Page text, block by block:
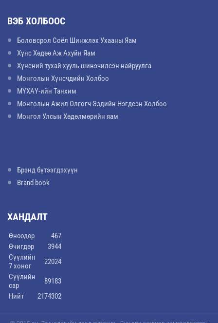
ВЭБ ХОЛБООС
Боловсрол Соёл Шинжлэх Ухааны Яам
Хүнс Хөдөө Аж Ахуйн Яам
Хүнсний тухай хууль шинэчилсэн найруулга
Монголын Хүнсчдийн Холбоо
МҮХАҮ-ийн Танхим
Монголын Ажил Олгогч Эздийн Нэгдсэн Холбоо
Монгол Улсын Хөдөлмөрийн яам
Брэнд бүтээгдэхүүн
Brand book
ХАНДАЛТ
Өнөөдөр
467
Өчигдөр
3944
Сүүлийн
7 хоног
22024
Сүүлийн
сар
89183
Нийт
2174302